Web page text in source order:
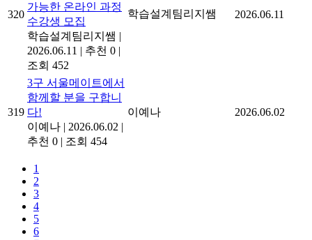
320
가능한 온라인 과정
수강생 모집
학습설계팀리지쌤 |
2026.06.11 | 추천 0 |
조회 452
학습설계팀리지쌤 2026.06.11
319
3구 서울메이트에서
함께할 분을 구합니
다!
이예나 | 2026.06.02 |
추천 0 | 조회 454
이예나 2026.06.02
1
2
3
4
5
6